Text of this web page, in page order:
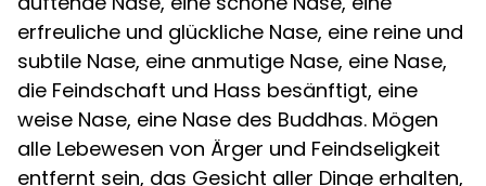
erfreuliche und glückliche Nase, eine reine und
subtile Nase, eine anmutige Nase, eine Nase,
die Feindschaft und Hass besänftigt, eine
weise Nase, eine Nase des Buddhas. Mögen
alle Lebewesen von Ärger und Feindseligkeit
entfernt sein, das Gesicht aller Dinge erhalten,